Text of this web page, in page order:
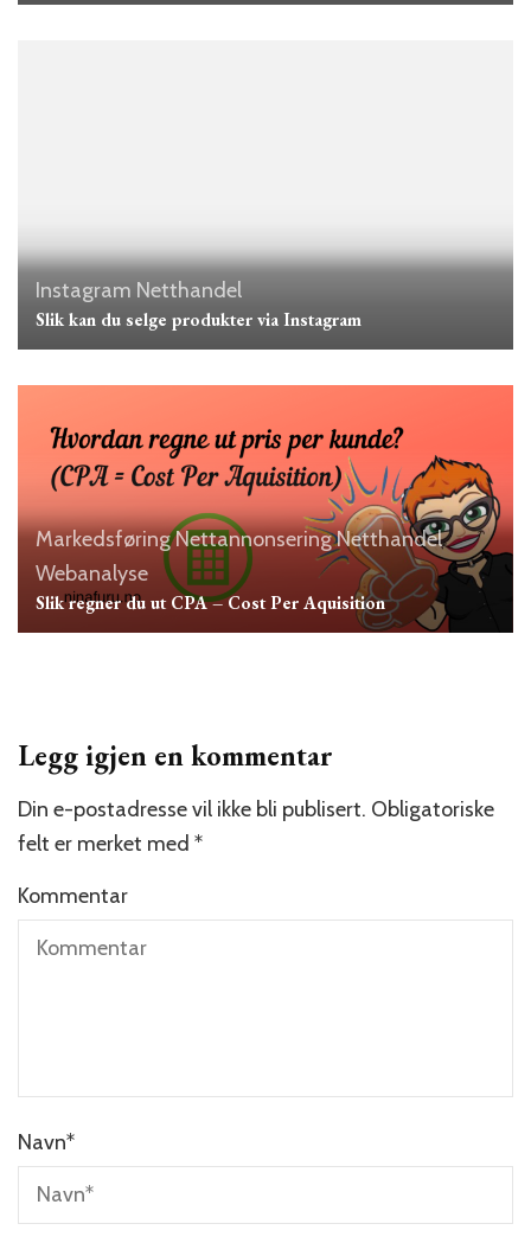
Instagram Netthandel
Slik kan du selge produkter via Instagram
MarkedsføringNettannonseringNetthandel
Webanalyse
Slik regner du ut CPA – Cost Per Aquisition
Legg igjen en kommentar
Din e-postadresse vil ikke bli publisert. Obligatoriske
felt er merket med *
Kommentar
Navn*